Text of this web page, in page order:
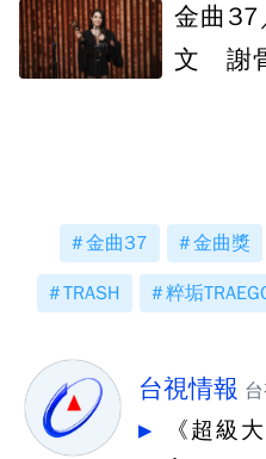
金曲37
文 謝
金曲37 金曲獎
TRASH 粹垢
台視情報
《超級